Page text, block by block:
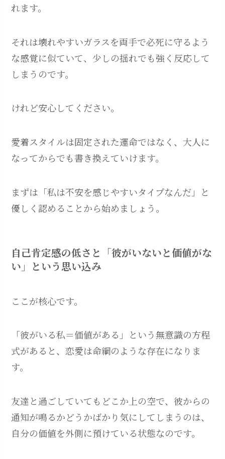
れます。
それは壊れやすいガラスを両手で必死に守るよう
な感覚に似ていて、少しの揺れでも強く反応して
しまうのです。
けれど安心してください。
愛着スタイルは固定された運命ではなく、大人に
なってからでも書き換えていけます。
まずは「私は不安を感じやすいタイプなんだ」と
優しく認めることから始めましょう。
自己肯定感の低さと「彼がいないと価値がな
い」という思い込み
ここが核心です。
「彼がいる私＝価値がある」という無意識の方程
式があると、恋愛は命綱のような存在になりま
す。
友達と過ごしていてもどこか上の空で、彼からの
通知が鳴るかどうかばかり気にしてしまうのは、
自分の価値を外側に預けている状態なのです。